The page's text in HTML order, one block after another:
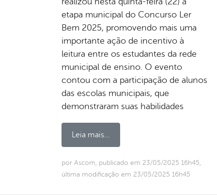
etapa municipal do Concurso Ler
Bem 2025, promovendo mais uma
importante ação de incentivo à
leitura entre os estudantes da rede
municipal de ensino. O evento
contou com a participação de alunos
das escolas municipais, que
demonstraram suas habilidades
Leia mais...
por Ascom, publicado em 23/05/2025 16h45,
última modificação em 23/05/2025 16h45